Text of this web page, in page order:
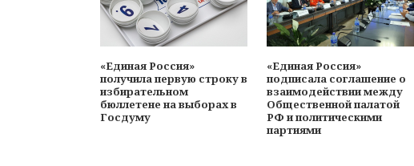
«Единая Россия»
получила первую строку в
избирательном
бюллетене на выборах в
Госдуму
«Единая Россия»
подписала соглашение о
взаимодействии между
Общественной палатой
РФ и политическими
партиями